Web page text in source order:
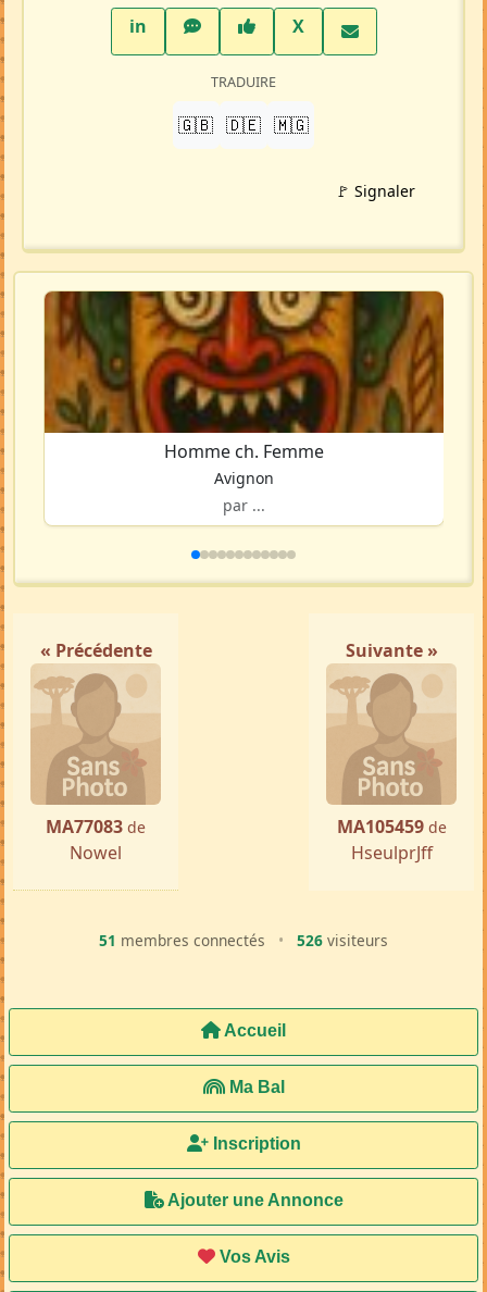
inLinkedInWhatsAppFacebook
XTwitter X
TRADUIRE
🇬🇧 🇩🇪 🇲🇬
🚩 Signaler
Homme ch. Femme
Avignon
par ...
« Précédente
MA77083 de
Nowel
Suivante »
MA105459 de
HseulprJff
51 membres connectés • 526 visiteurs
Accueil
Ma Bal
Inscription
Ajouter une Annonce
Vos Avis